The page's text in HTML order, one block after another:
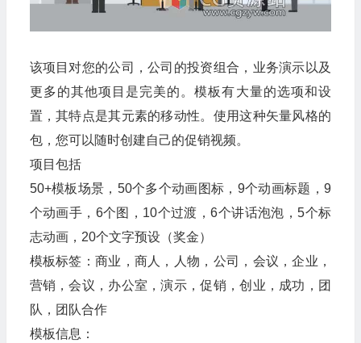
该项目对您的公司，公司的投资组合，业务演示以及
更多的其他项目是完美的。模板有大量的选项和设
置，其特点是其元素的移动性。使用这种矢量风格的
包，您可以随时创建自己的促销视频。
项目包括
50+模板场景，50个多个动画图标，9个动画标题，9
个动画手，6个图，10个过渡，6个讲话泡泡，5个标
志动画，20个文字预设（奖金）
模板标签：商业，商人，人物，公司，会议，企业，
营销，会议，办公室，演示，促销，创业，成功，团
队，团队合作
模板信息：